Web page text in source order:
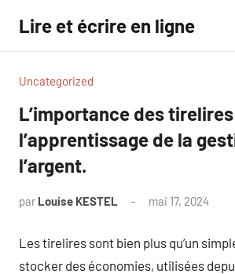
contenu
Lire et écrire en ligne
Uncategorized
L’importance des
l’apprentissage de la
l’argent.
par Louise KESTEL mai 17, 2024
Les tirelires sont bien plus qu’un
stocker des économies, utilisées